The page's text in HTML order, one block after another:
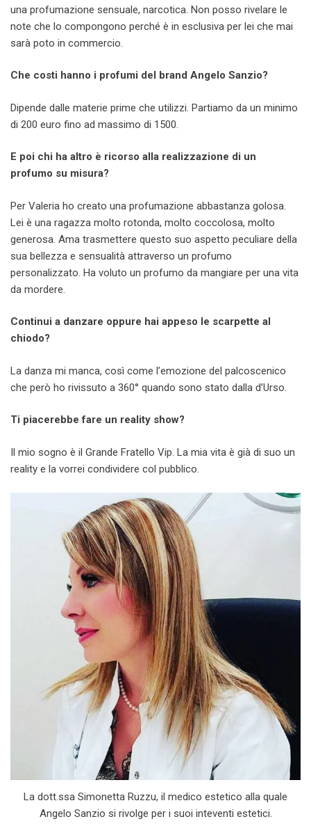
una profumazione sensuale, narcotica. Non posso rivelare le
note che lo compongono perché è in esclusiva per lei che mai
sarà poto in commercio.
Che costi hanno i profumi del brand Angelo Sanzio?
Dipende dalle materie prime che utilizzi. Partiamo da un minimo
di 200 euro fino ad massimo di 1500.
E poi chi ha altro è ricorso alla realizzazione di un
profumo su misura?
Per Valeria ho creato una profumazione abbastanza golosa.
Lei è una ragazza molto rotonda, molto coccolosa, molto
generosa. Ama trasmettere questo suo aspetto peculiare della
sua bellezza e sensualità attraverso un profumo
personalizzato. Ha voluto un profumo da mangiare per una vita
da mordere.
Continui a danzare oppure hai appeso le scarpette al
chiodo?
La danza mi manca, così come l’emozione del palcoscenico
che però ho rivissuto a 360° quando sono stato dalla d’Urso.
Ti piacerebbe fare un reality show?
Il mio sogno è il Grande Fratello Vip. La mia vita è già di suo un
reality e la vorrei condividere col pubblico.
La dott.ssa Simonetta Ruzzu, il medico estetico alla quale
Angelo Sanzio si rivolge per i suoi inteventi estetici.